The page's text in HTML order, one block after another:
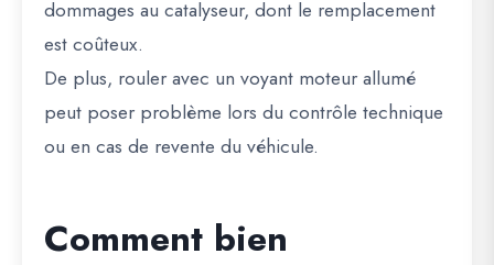
dommages au catalyseur, dont le remplacement
est coûteux.
De plus, rouler avec un voyant moteur allumé
peut poser problème lors du contrôle technique
ou en cas de revente du véhicule.
Comment bien